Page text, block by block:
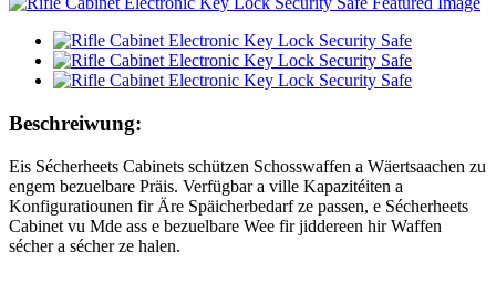
Beschreiwung:
Eis Sécherheets Cabinets schützen Schosswaffen a Wäertsaachen zu
engem bezuelbare Präis. Verfügbar a ville Kapazitéiten a
Konfiguratiounen fir Äre Späicherbedarf ze passen, e Sécherheets
Cabinet vu Mde ass e bezuelbare Wee fir jiddereen hir Waffen
sécher a sécher ze halen.